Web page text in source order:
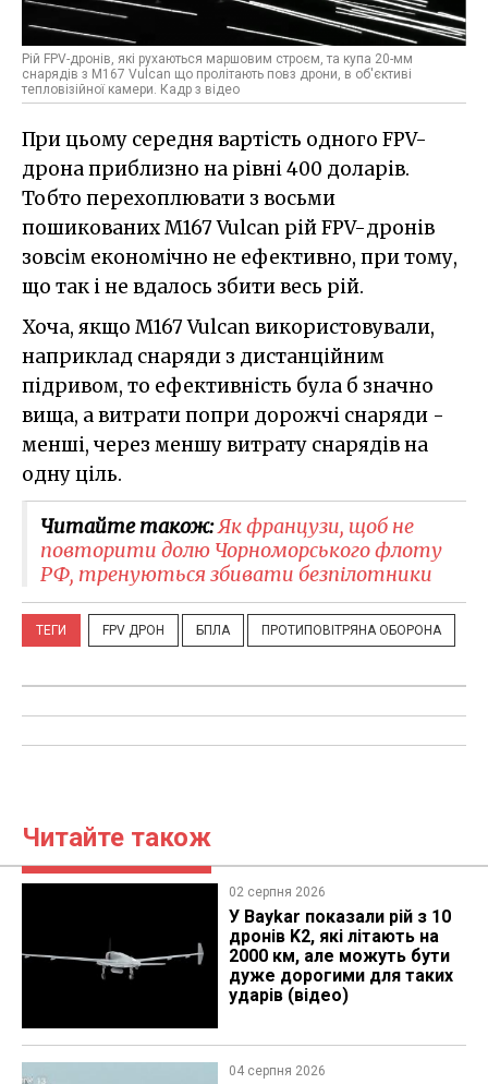
Рій FPV-дронів, які рухаються маршовим строєм, та купа 20-мм
снарядів з M167 Vulcan що пролітають повз дрони, в об'єктиві
тепловізійної камери. Кадр з відео
При цьому середня вартість одного FPV-
дрона приблизно на рівні 400 доларів.
Тобто перехоплювати з восьми
пошикованих M167 Vulcan рій FPV-дронів
зовсім економічно не ефективно, при тому,
що так і не вдалось збити весь рій.
Хоча, якщо M167 Vulcan використовували,
наприклад снаряди з дистанційним
підривом, то ефективність була б значно
вища, а витрати попри дорожчі снаряди -
менші, через меншу витрату снарядів на
одну ціль.
Читайте також:Як французи, щоб не
повторити долю Чорноморського флоту
РФ, тренуються збивати безпілотники
ТЕГИ FPV ДРОН БПЛА ПРОТИПОВІТРЯНА ОБОРОНА
Читайте також
02 серпня 2026
У Baykar показали рій з 10
дронів K2, які літають на
2000 км, але можуть бути
дуже дорогими для таких
ударів (відео)
04 серпня 2026